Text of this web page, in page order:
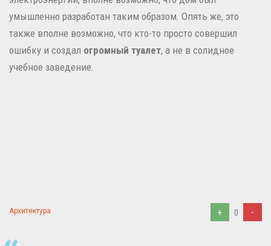
умышленно разработан таким образом. Опять же, это
также вполне возможно, что кто-то просто совершил
ошибку и создал огромный туалет, а не в солидное
учебное заведение.
Архитектура + 0 -